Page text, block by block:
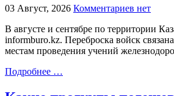
03 Август, 2026 Комментариев нет
В августе и сентябре по территории
informburo.kz. Переброска войск
местам проведения учений
Подробнее …